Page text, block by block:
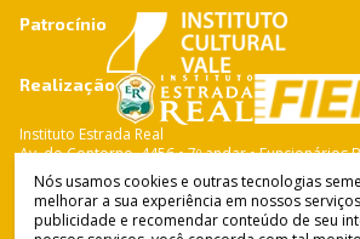
Patrocínio
Realização
Instituto Estrada Real
Av. do Contorno, 4456 • 7º andar • Funcionários
CEP: 30.110-028 Fone: 31 3263-4765
Nós usamos cookies e outras tecnologias
melhorar a sua experiência em nossos
publicidade e recomendar conteúdo de seu